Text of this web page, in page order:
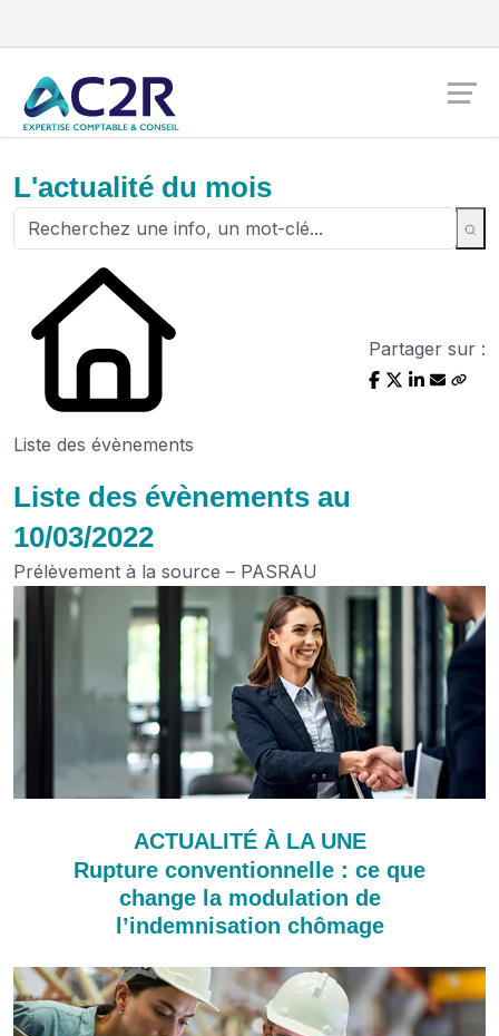
L'actualité du mois
Liste des évènements
Partager sur :
Liste des évènements au
10/03/2022
Prélèvement à la source – PASRAU
ACTUALITÉ À LA UNE
Rupture conventionnelle : ce que
change la modulation de
l’indemnisation chômage